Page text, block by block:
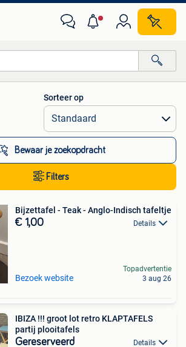
Alle afstanden…
Sorteer op
Bewaar je zoekopdracht
Filters
Bijzettafel - Teak - Anglo-Indisch tafeltje
€ 1,00 Details
Bezoek website
Topadvertentie
3 aug 26
IBIZA !!! groot lot retro KLAPTAFELS
partij plooitafels
Gereserveerd Details